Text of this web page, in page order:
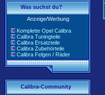
Was suchst du?
Anzeige/Werbung
Komplette Opel Calibra
Calibra Tuningteile
Calibra Ersatzteile
Calibra Zubehörteile
Calibra Felgen / Räder
Calibra-Community